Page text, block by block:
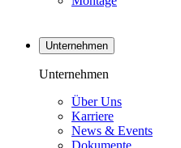
Unternehmen
Unternehmen
Über Uns
Karriere
News & Events
Dokumente